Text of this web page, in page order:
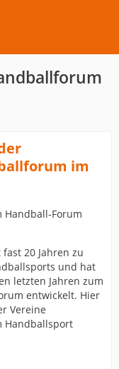
im
Handball-Forum
20 Jahren zu
und hat
letzten Jahren zum
entwickelt. Hier
Vereine
Handballsport